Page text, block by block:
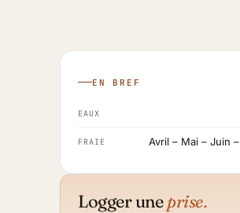
EN BREF
EAUX
FRAIE Avril – Mai – Juin
Logger uneprise.